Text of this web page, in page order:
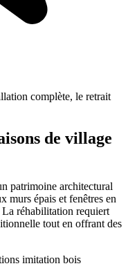
complète, le retrait
de village
patrimoine architectural
murs épais et fenêtres en
La réhabilitation requiert
tout en offrant des
imitation bois